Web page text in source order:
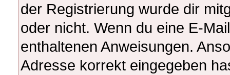
der Registrierung wurde dir
oder nicht. Wenn du eine E-
enthaltenen Anweisungen.
Adresse korrekt eingegeben